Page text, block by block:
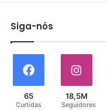
Siga-nós
65
Curtidas
18,5M
Seguidores